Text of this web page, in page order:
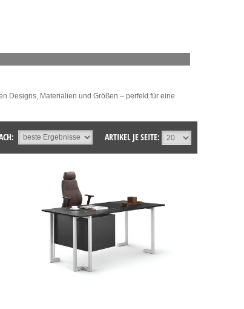
Designs, Materialien und Größen – perfekt für eine
ARTIKEL JE SEITE: